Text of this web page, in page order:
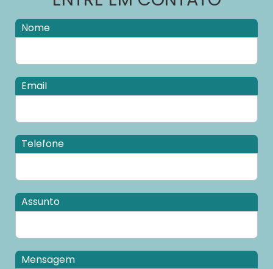
Nome
Email
Telefone
Assunto
Mensagem